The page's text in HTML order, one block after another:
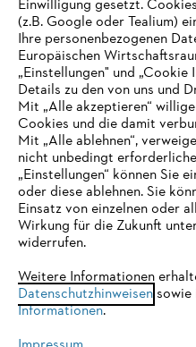
Unternehmen
Online Shop
Service
Allgemeine
IHR BROWSER
UNTERSTÜTZT
eine optimale Nutzung
einem der folgenden Browser
Einwilligung gesetzt.
(z.B. Google oder Tealium)
Ihre personenbezogenen
Europäischen
„Einstellungen" und „Cookie
Details zu den von uns und
Mit „Alle akzeptieren“
Cookies und die damit
Mit „Alle ablehnen“,
nicht unbedingt
„Einstellungen“ können Sie
oder diese ablehnen. Sie
Einsatz von einzelnen oder
Wirkung für die Zukunft
widerrufen.
Weitere Informationen
Datenschutzhinweisensowie
Informationen.